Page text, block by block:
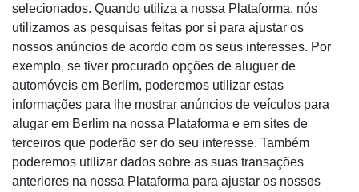
selecionados. Quando utiliza a nossa Plataforma, nós
utilizamos as pesquisas feitas por si para ajustar os
nossos anúncios de acordo com os seus interesses. Por
exemplo, se tiver procurado opções de aluguer de
automóveis em Berlim, poderemos utilizar estas
informações para lhe mostrar anúncios de veículos para
alugar em Berlim na nossa Plataforma e em sites de
terceiros que poderão ser do seu interesse. Também
poderemos utilizar dados sobre as suas transações
anteriores na nossa Plataforma para ajustar os nossos